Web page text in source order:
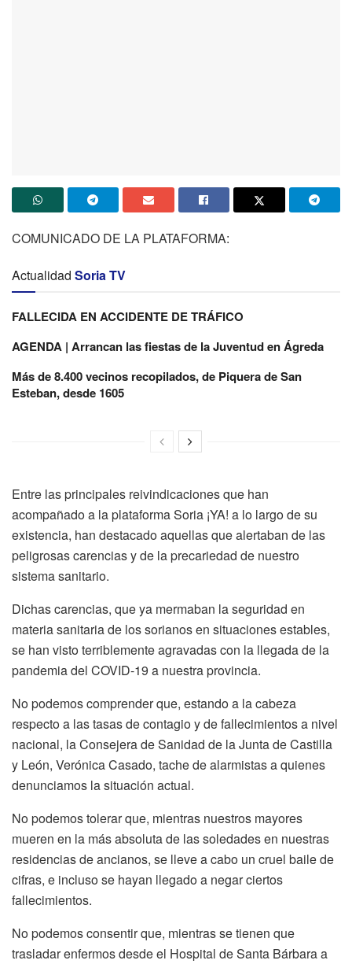
COMUNICADO DE LA PLATAFORMA:
Actualidad Soria TV
FALLECIDA EN ACCIDENTE DE TRÁFICO
AGENDA | Arrancan las fiestas de la Juventud en Ágreda
Más de 8.400 vecinos recopilados, de Piquera de San
Esteban, desde 1605
Entre las principales reivindicaciones que han
acompañado a la plataforma Soria ¡YA! a lo largo de su
existencia, han destacado aquellas que alertaban de las
peligrosas carencias y de la precariedad de nuestro
sistema sanitario.
Dichas carencias, que ya mermaban la seguridad en
materia sanitaria de los sorianos en situaciones estables,
se han visto terriblemente agravadas con la llegada de la
pandemia del COVID-19 a nuestra provincia.
No podemos comprender que, estando a la cabeza
respecto a las tasas de contagio y de fallecimientos a nivel
nacional, la Consejera de Sanidad de la Junta de Castilla
y León, Verónica Casado, tache de alarmistas a quienes
denunciamos la situación actual.
No podemos tolerar que, mientras nuestros mayores
mueren en la más absoluta de las soledades en nuestras
residencias de ancianos, se lleve a cabo un cruel baile de
cifras, e incluso se hayan llegado a negar ciertos
fallecimientos.
No podemos consentir que, mientras se tienen que
trasladar enfermos desde el Hospital de Santa Bárbara a